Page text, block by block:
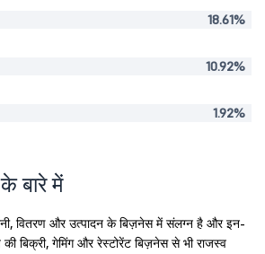
18.61%
10.92%
1.92%
बारे में
वितरण और उत्पादन के बिज़नेस में संलग्न है और इन-
की बिक्री, गेमिंग और रेस्टोरेंट बिज़नेस से भी राजस्व